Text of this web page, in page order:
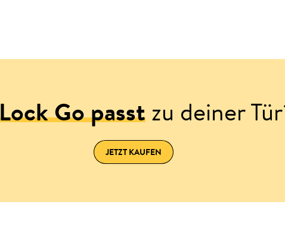
Go passtzu deiner
JETZT KAUFEN